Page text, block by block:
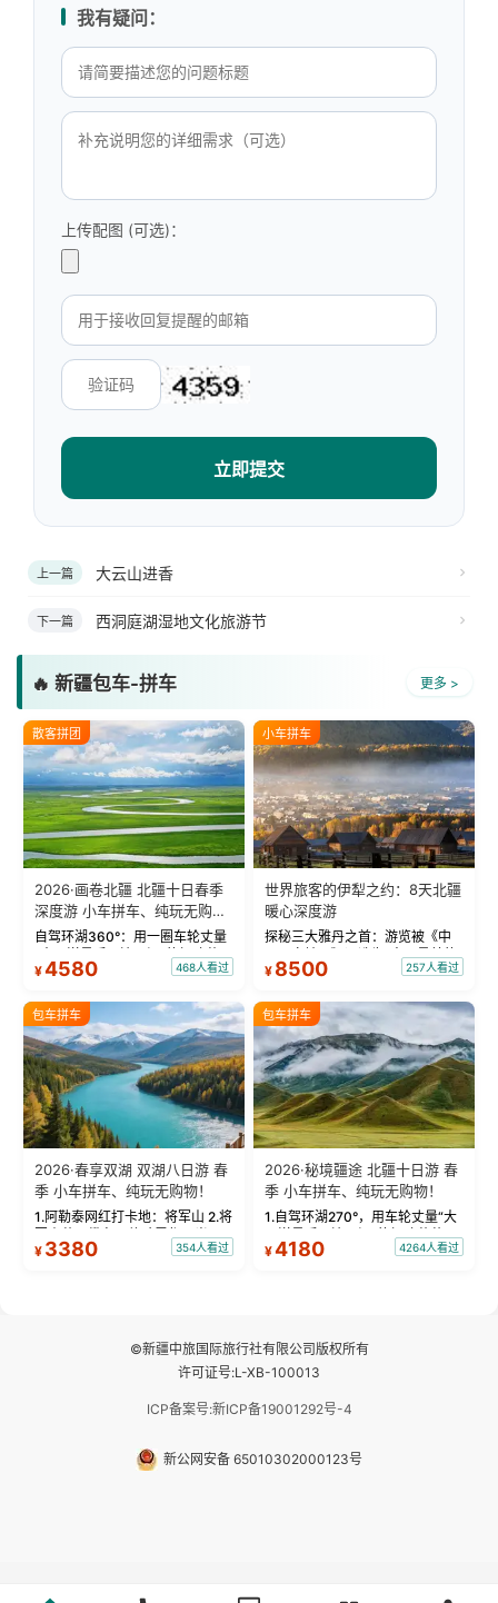
我有疑问：
上传配图 (可选)：
立即提交
上一篇 大云山进香
下一篇 西洞庭湖湿地文化旅游节
🔥 新疆包车-拼车 更多 >
散客拼团
2026·画卷北疆 北疆十日春季
深度游 小车拼车、纯玩无购
物！
自驾环湖360°：用一圈车轮丈量
“大西洋最后一滴眼泪”的极致蔚
蓝。 赛湖旅拍：甄选多款风格服
绝美瞬间。 赛湖坦克300跟车视
频：专业摄影师...
¥4580 468人看过
小车拼车
世界旅客的伊犁之约：8天北疆
暖心深度游
探秘三大雅丹之首：游览被《中
国国家地理》评选为“中国最美的
三大雅丹”第一名的克拉玛依魔鬼
瓦人最大村落——禾木村，欣赏
晨雾与小木...
¥ 8500 257人看过
包车拼车
2026·春享双湖 双湖八日游 春
季 小车拼车、纯玩无购物！
1.阿勒泰网红打卡地：将军山 2.将
军山落日缆车，体验雪都风光 3.
将军山，夕阳派对，蹦迪party 4.
¥ 3380 354人看过
包车拼车
2026·秘境疆途 北疆十日游 春
季 小车拼车、纯玩无购物！
1.自驾环湖270°，用车轮丈量“大
西洋最后一滴眼泪”的极致蔚蓝，
让雪山、花海与深邃湖水在转弯
¥4180 4264人看过
©新疆中旅国际旅行社有限公司版权所有
许可证号:L-XB-100013
ICP备案号:新ICP备19001292号-4
新公网安备 65010302000123号